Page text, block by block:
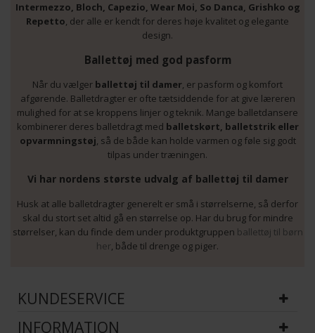
Intermezzo, Bloch, Capezio, Wear Moi, So Danca, Grishko og
Repetto, der alle er kendt for deres høje kvalitet og elegante
design.
Ballettøj med god pasform
Når du vælger ballettøj til damer, er pasform og komfort
afgørende. Balletdragter er ofte tætsiddende for at give læreren
mulighed for at se kroppens linjer og teknik. Mange balletdansere
kombinerer deres balletdragt med balletskørt, balletstrik eller
opvarmningstøj, så de både kan holde varmen og føle sig godt
tilpas under træningen.
Vi har nordens største udvalg af ballettøj til damer
Husk at alle balletdragter generelt er små i størrelserne, så derfor
skal du stort set altid gå en størrelse op. Har du brug for mindre
størrelser, kan du finde dem under produktgruppen ballettøj til børn
her, både til drenge og piger.
KUNDESERVICE
INFORMATION